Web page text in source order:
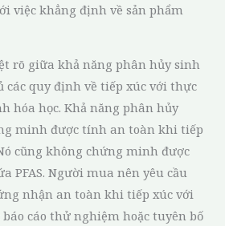
việc khẳng định về sản phẩm
rõ giữa khả năng phân hủy sinh
các quy định về tiếp xúc với thực
hóa học. Khả năng phân hủy
minh được tính an toàn khi tiếp
cũng không chứng minh được
PFAS. Người mua nên yêu cầu
nhận an toàn khi tiếp xúc với
cáo thử nghiệm hoặc tuyên bố